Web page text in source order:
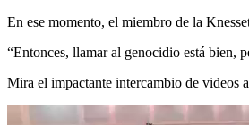
En ese momento, el miembro de la
“Entonces, llamar al genocidio está bien,
Mira el impactante intercambio de videos